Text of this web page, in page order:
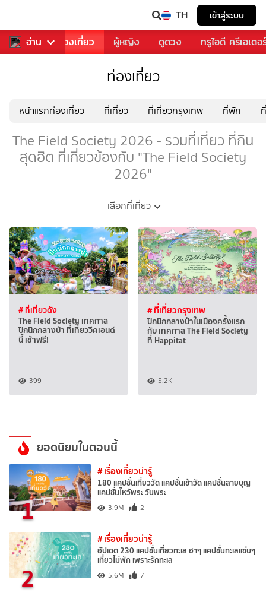
TH เข้าสู่ระบบ
อ่าน
อาหาร ท่องเที่ยว ผู้หญิง ดูดวง ทรูไอดี ครีเอเตอ
ท่องเที่ยว
หน้าแรกท่องเที่ยว ที่เที่ยว ที่เที่ยวกรุงเทพ ที่พัก
The Field Society 2026 - รวมที่เที่ยว ที่กิน
สุดฮิต ที่เกี่ยวข้องกับ "The Field Society
2026"
เลือกที่เที่ยว
# ที่เที่ยวดัง
The Field Society เทศกาล
ปิกนิกกลางป่า ที่เที่ยววีคเอนด์
นี้ เข้าฟรี!
399
# ที่เที่ยวกรุงเทพ
ปิกนิกกลางป่าในเมืองครั้งแรก
กับ เทศกาล The Field Society
ที่ Happitat
5.2K
ยอดนิยมในตอนนี้
1
# เรื่องเที่ยวน่ารู้
180 แคปชั่นเที่ยววัด แคปชั่นเข้าวัด แคปชั่นสายบุญ
แคปชั่นไหว้พระ วันพระ
3.9M 2
2
# เรื่องเที่ยวน่ารู้
อัปเดต 230 แคปชั่นเที่ยวทะเล ฮาๆ แคปชั่นทะเลแซ่บๆ
เที่ยวไม่พัก เพราะรักทะเล
5.6M 7